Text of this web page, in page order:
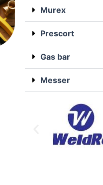
Murex
Prescort
Gas bar
Messer